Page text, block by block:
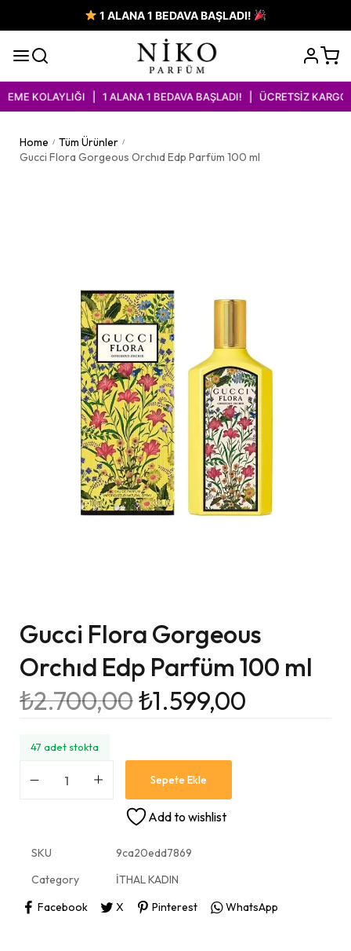
1 ALANA 1 BEDAVA BAŞLADI!
KOLAYLIĞI | 1 ALANA 1 BEDAVA BAŞLADI! | ÜCRETSİZ KARGO
Home / Tüm Ürünler /
Gucci Flora Gorgeous Orchıd Edp Parfüm 100 ml
Gucci Flora Gorgeous
Orchıd Edp Parfüm 100 ml
₺2.700,00₺1.599,00
47 adet stokta
Sepete Ekle
Add to wishlist
SKU
9ca20edd7869
Category
İTHAL KADIN
Facebook
X Pinterest WhatsApp